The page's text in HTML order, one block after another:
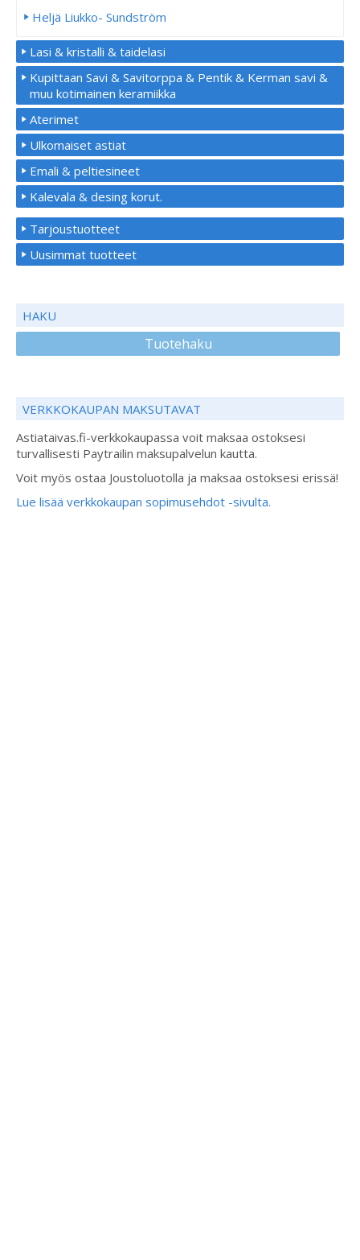
Heljä Liukko- Sundström
Lasi & kristalli & taidelasi
Kupittaan Savi & Savitorppa & Pentik & Kerman savi &
muu kotimainen keramiikka
Aterimet
Ulkomaiset astiat
Emali & peltiesineet
Kalevala & desing korut.
Tarjoustuotteet
Uusimmat tuotteet
HAKU
Tuotehaku
VERKKOKAUPAN MAKSUTAVAT
Astiataivas.fi-verkkokaupassa voit maksaa ostoksesi
turvallisesti Paytrailin maksupalvelun kautta.
Voit myös ostaa Joustoluotolla ja maksaa ostoksesi erissä!
Lue lisää verkkokaupan sopimusehdot -sivulta.